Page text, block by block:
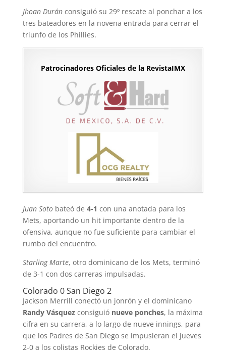
Jhoan Duránconsiguió su 29º rescate al ponchar a los
tres bateadores en la novena entrada para cerrar el
triunfo de los Phillies.
Patrocinadores Oficiales de la RevistaIMX
Juan Sotobateó de 4-1 con una anotada para los
Mets, aportando un hit importante dentro de la
ofensiva, aunque no fue suficiente para cambiar el
rumbo del encuentro.
Starling Marte, otro dominicano de los Mets, terminó
de 3-1 con dos carreras impulsadas.
Colorado 0 San Diego 2
Jackson Merrill conectó un jonrón y el dominicano
Randy Vásquezconsiguió nueve ponches, la máxima
cifra en su carrera, a lo largo de nueve innings, para
que los Padres de San Diego se impusieran el jueves
2-0 a los colistas Rockies de Colorado.